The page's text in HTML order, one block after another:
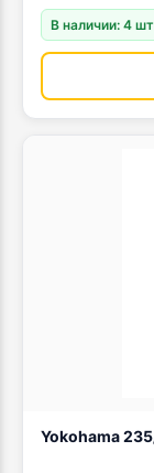
В наличии: 4 шт